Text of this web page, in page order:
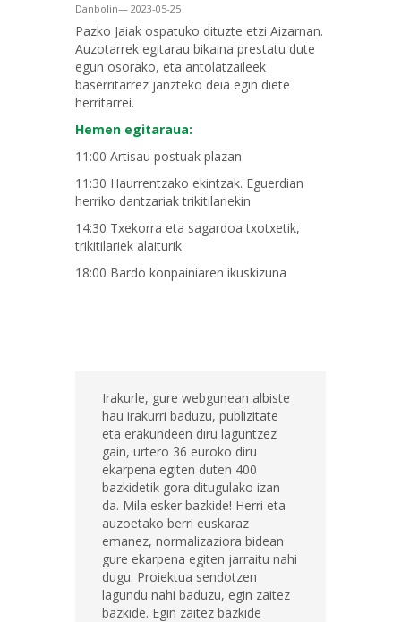
Danbolin— 2023-05-25
Pazko Jaiak ospatuko dituzte etzi Aizarnan.
Auzotarrek egitarau bikaina prestatu dute
egun osorako, eta antolatzaileek
baserritarrez janzteko deia egin diete
herritarrei.
Hemen egitaraua:
11:00 Artisau postuak plazan
11:30 Haurrentzako ekintzak. Eguerdian
herriko dantzariak trikitilariekin
14:30 Txekorra eta sagardoa txotxetik,
trikitilariek alaiturik
18:00 Bardo konpainiaren ikuskizuna
Irakurle, gure webgunean albiste
hau irakurri baduzu, publizitate
eta erakundeen diru laguntzez
gain, urtero 36 euroko diru
ekarpena egiten duten 400
bazkidetik gora ditugulako izan
da. Mila esker bazkide! Herri eta
auzoetako berri euskaraz
emanez, normalizaziora bidean
gure ekarpena egiten jarraitu nahi
dugu. Proiektua sendotzen
lagundu nahi baduzu, egin zaitez
bazkide. Egin zaitez bazkide